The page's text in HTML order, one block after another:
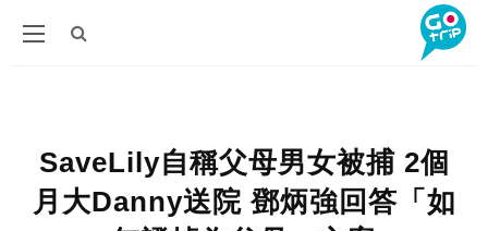
SaveLily自稱父母男女被捕 2個
月大Danny送院 鄧炳強回答「如